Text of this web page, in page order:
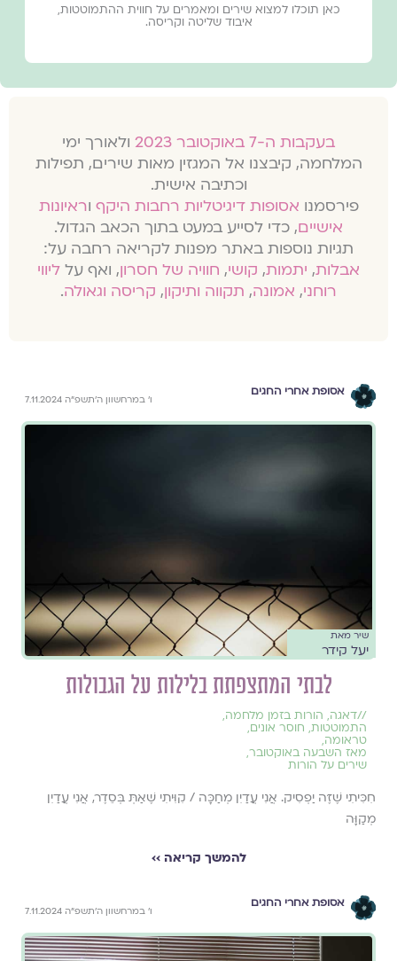
כאן תוכלו למצוא שירים ומאמרים על חווית ההתמוטטות,
איבוד שליטה וקריסה.
בעקבות ה-7 באוקטובר 2023
ולאורך ימי
המלחמה, קיבצנו אל המגזין מאות שירים, תפילות
וכתיבה אישית.
פירסמנו אסופות דיגיטליות רחבות היקף וראיונות
אישיים, כדי לסייע במעט בתוך הכאב הגדול.
תגיות נוספות באתר מפנות לקריאה רחבה על:
אבלות, יתמות, קושי, חוויה של חסרון, ואף על ליווי
רוחני, אמונה, תקווה ותיקון, קריסה וגאולה.
אסופת אחרי החגים
ו׳ במרחשוון ה׳תשפ״ה 7.11.2024
שיר מאת
יעל קידר
לבתי המתצפתת בלילות על הגבולות
//דאגה, הורות בזמן מלחמה,
התמוטטות, חוסר אונים,
טראומה,
מאז השבעה באוקטובר,
שירים על הורות
חִכִּיתִי שֶׁזֶּה יַפְסִיק. אֲנִי עֲדַיִן מְחַכָּה / קִוִּיתִי שֶׁאַתְּ בְּסֵדֶר, אֲנִי עֲדַיִן
מְקַוָּה
להמשך קריאה ››
אסופת אחרי החגים
ו׳ במרחשוון ה׳תשפ״ה 7.11.2024